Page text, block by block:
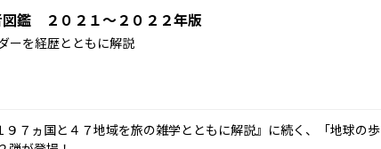
鑑 ２０２１～２０２２年版
ーを経歴とともに解説
７ヵ国と４７地域を旅の雑学とともに解説』に続く、「地球の歩